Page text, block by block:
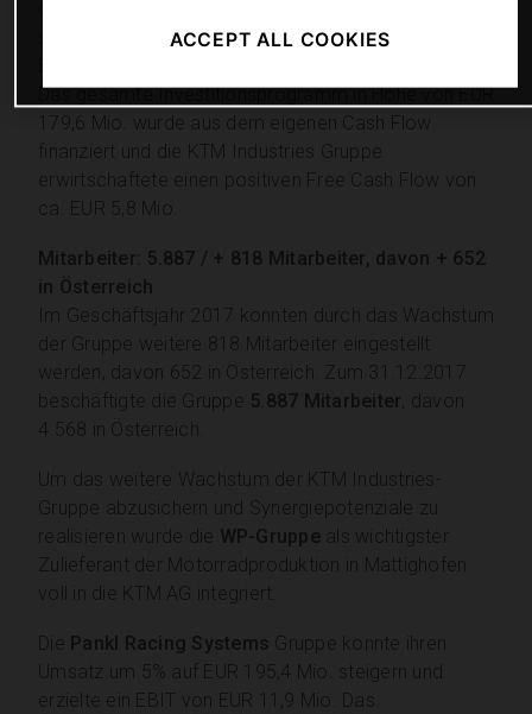
sowie die Erweiterung der Forschungs- und
Das gesamte Investitionsprogramm in Höhe von EUR
179,6 Mio. wurde aus dem eigenen Cash Flow
finanziert und die KTM Industries Gruppe
erwirtschaftete einen positiven Free Cash Flow von
ca. EUR 5,8 Mio.
Mitarbeiter: 5.887 / + 818 Mitarbeiter, davon + 652
in Österreich
Im Geschäftsjahr 2017 konnten durch das Wachstum
der Gruppe weitere 818 Mitarbeiter eingestellt
werden, davon 652 in Österreich. Zum 31.12.2017
beschäftigte die Gruppe
5.887 Mitarbeiter , davon
4.568 in Österreich.
Um das weitere Wachstum der KTM Industries-
Gruppe abzusichern und Synergiepotenziale zu
realisieren wurde die WP-Gruppe als wichtigster
Zulieferant der Motorradproduktion in Mattighofen
voll in die KTM AG integriert.
Die Pankl Racing Systems Gruppe konnte ihren
Umsatz um 5% auf EUR 195,4 Mio. steigern und
erzielte ein EBIT von EUR 11,9 Mio. Das
ACCEPT ALL COOKIES